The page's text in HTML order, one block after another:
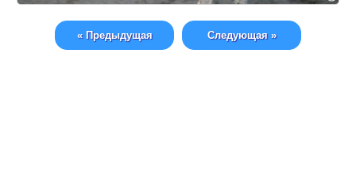
« Предыдущая Следующая »